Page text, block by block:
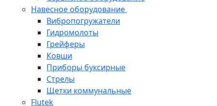
Навесное оборудование
Вибропогружатели
Гидромолоты
Грейферы
Ковши
Приборы буксирные
Стрелы
Щетки коммунальные
Flutek